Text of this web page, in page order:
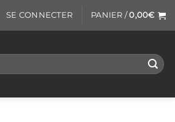
SE CONNECTER PANIER /0,00€